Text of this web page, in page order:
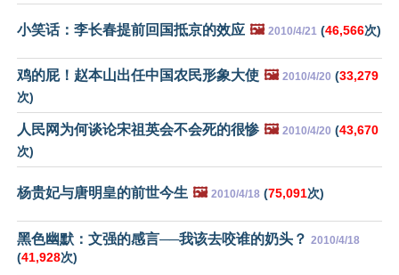
小笑话：李长春提前回国抵京的效应 🖼️ 2010/4/21 (46,566次)
鸡的屁！赵本山出任中国农民形象大使 🖼️ 2010/4/20 (33,279
次)
人民网为何谈论宋祖英会不会死的很惨 🖼️ 2010/4/20 (43,670
次)
杨贵妃与唐明皇的前世今生 🖼️ 2010/4/18 (75,091次)
黑色幽默：文强的感言──我该去咬谁的奶头？ 2010/4/18
(41,928次)